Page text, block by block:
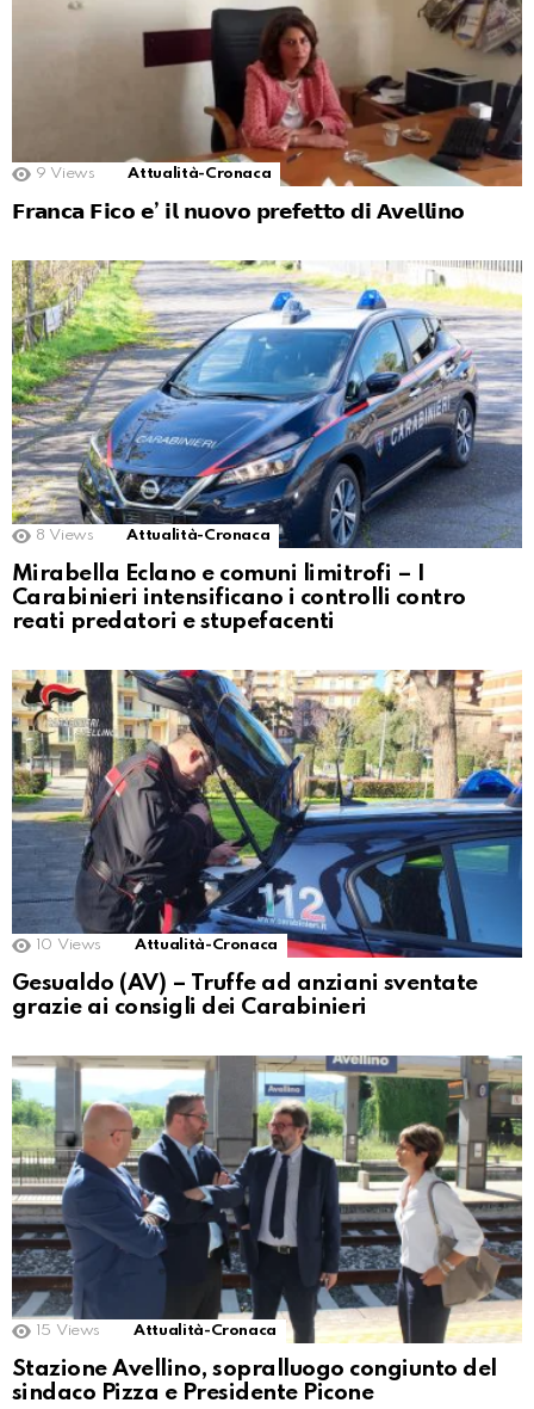
9 Views Attualità-Cronaca
𝗙𝗿𝗮𝗻𝗰𝗮 𝗙𝗶𝗰𝗼 𝗲’ 𝗶𝗹 𝗻𝘂𝗼𝘃𝗼 𝗽𝗿𝗲𝗳𝗲𝘁𝘁𝗼 𝗱𝗶 𝗔𝘃𝗲𝗹𝗹𝗶𝗻𝗼
8 Views Attualità-Cronaca
Mirabella Eclano e comuni limitrofi – I
Carabinieri intensificano i controlli contro
reati predatori e stupefacenti
10 Views Attualità-Cronaca
Gesualdo (AV) – Truffe ad anziani sventate
grazie ai consigli dei Carabinieri
15 Views Attualità-Cronaca
Stazione Avellino, sopralluogo congiunto del
sindaco Pizza e Presidente Picone